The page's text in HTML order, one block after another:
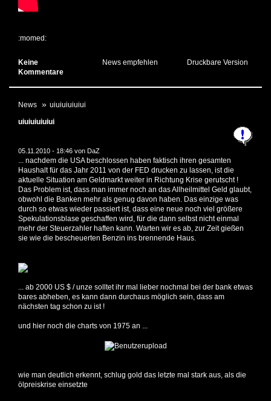
:momed:
Keine
Kommentare
News empfehlen Druckbare Version
News
uiuiuiuiuiui
uiuiuiuiuiui
05.11.2010 - 18:46 von DaZ
... nachdem die USA beschlossen haben faktisch ihren gesamten
Haushalt für das Jahr 2011 von der FED drucken zu lassen, ist die
aktuelle Situation am Geldmarkt weiter in Richtung Krise gerutscht !
Das Problem ist, dass man immer noch an das Allheilmittel Geld glaubt,
obwohl die Banken mehr als genug davon haben. Das einzige was
durch so etwas wieder passiert ist, dass eine neue noch viel größere
Spekulationsblase geschaffen wird, für die dann selbst nicht einmal
mehr der Steuerzahler haften kann. Warten wir es ab, zur Zeit gießen
sie wie die bescheuerten Benzin ins brennende Haus.
... ab 2000 US $ / unze solltet ihr mal lieber nochmal bei der bank etwas
bares abheben, es kann dann durchaus möglich sein, dass am
nächsten tag schon zu ist !
und hier noch die charts von 1975 an ...
wie man deutlich erkennt, schlug gold das letzte mal stark aus, als die
ölpreiskrise einsetzte